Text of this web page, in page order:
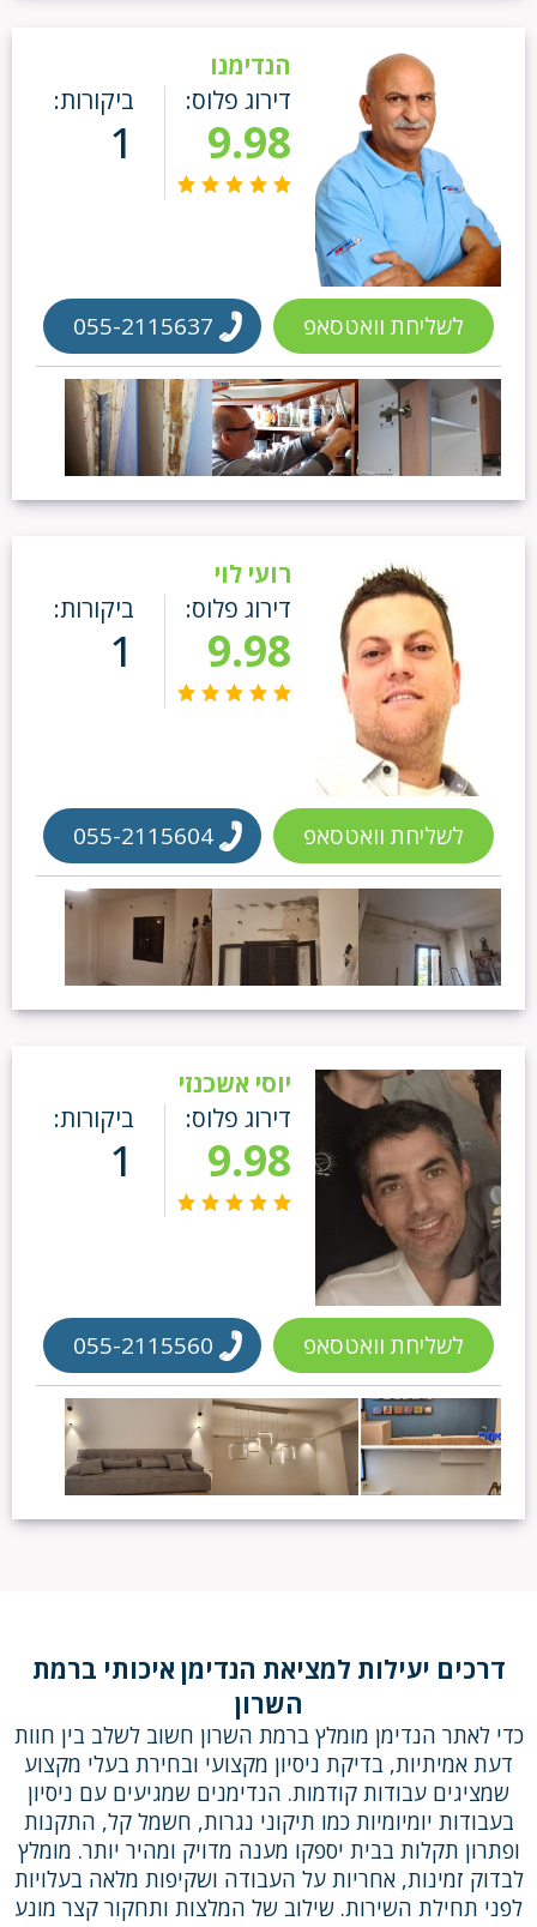
הנדימנו
דירוג פלוס:
9.98
ביקורות:
1
לשליחת וואטסאפ 055-2115637
רועי לוי
דירוג פלוס:
9.98
ביקורות:
1
לשליחת וואטסאפ 055-2115604
יוסי אשכנזי
דירוג פלוס:
9.98
ביקורות:
1
לשליחת וואטסאפ 055-2115560
דרכים יעילות למציאת הנדימן איכותי ברמת
השרון
כדי לאתר הנדימן מומלץ ברמת השרון חשוב לשלב בין חוות
דעת אמיתיות, בדיקת ניסיון מקצועי ובחירת בעלי מקצוע
שמציגים עבודות קודמות. הנדימנים שמגיעים עם ניסיון
בעבודות יומיומיות כמו תיקוני נגרות, חשמל קל, התקנות
ופתרון תקלות בבית יספקו מענה מדויק ומהיר יותר. מומלץ
לבדוק זמינות, אחריות על העבודה ושקיפות מלאה בעלויות
לפני תחילת השירות. שילוב של המלצות ותחקור קצר מונע